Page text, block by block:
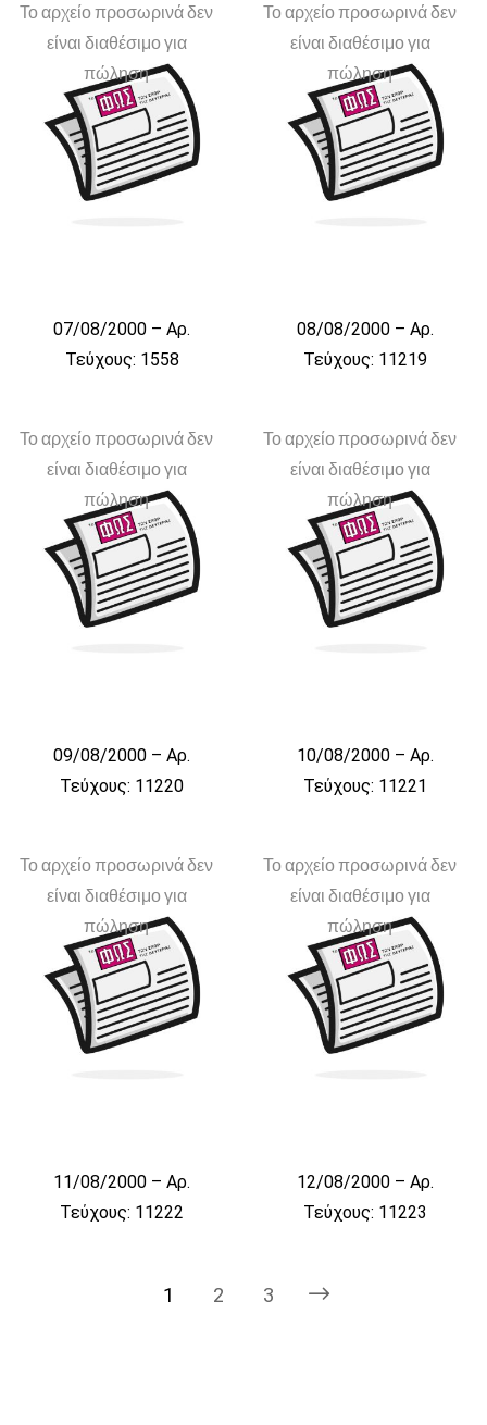
Το αρχείο προσωρινά δεν
είναι διαθέσιμο για
πώληση
07/08/2000 – Αρ.
Τεύχους: 1558
Το αρχείο προσωρινά δεν
είναι διαθέσιμο για
πώληση
08/08/2000 – Αρ.
Τεύχους: 11219
Το αρχείο προσωρινά δεν
είναι διαθέσιμο για
πώληση
09/08/2000 – Αρ.
Τεύχους: 11220
Το αρχείο προσωρινά δεν
είναι διαθέσιμο για
πώληση
10/08/2000 – Αρ.
Τεύχους: 11221
Το αρχείο προσωρινά δεν
είναι διαθέσιμο για
πώληση
11/08/2000 – Αρ.
Τεύχους: 11222
Το αρχείο προσωρινά δεν
είναι διαθέσιμο για
πώληση
12/08/2000 – Αρ.
Τεύχους: 11223
1 2 3